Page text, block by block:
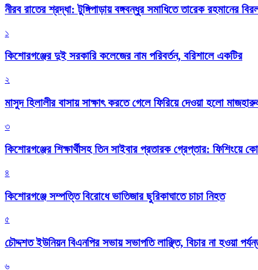
নীরব রাতের শ্রদ্ধা: টুঙ্গিপাড়ায় বঙ্গবন্ধুর সমাধিতে তারেক রহমানের
১
কিশোরগঞ্জের দুই সরকারি কলেজের নাম পরিবর্তন, বরিশালে একটির
২
মাসুদ হিলালীর বাসায় সাক্ষাৎ করতে গেলে ফিরিয়ে দেওয়া হলো
৩
কিশোরগঞ্জের শিক্ষার্থীসহ তিন সাইবার প্রতারক গ্রেপ্তার: ফিশিংয়ে
৪
কিশোরগঞ্জে সম্পত্তি বিরোধে ভাতিজার ছুরিকাঘাতে চাচা নিহত
৫
চৌদ্দশত ইউনিয়ন বিএনপির সভায় সভাপতি লাঞ্ছিত, বিচার না হওয়া
৬